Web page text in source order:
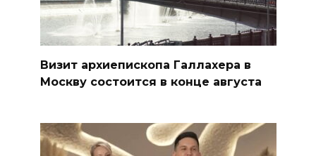
Визит архиепископа Галлахера в
Москву состоится в конце августа